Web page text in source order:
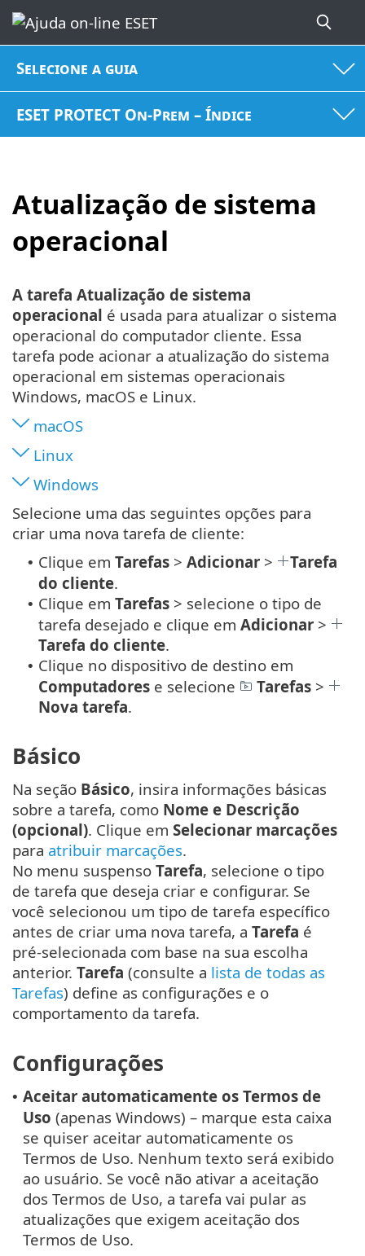
Selecione a guia
ESET PROTECT On-Prem – Índice
Atualização de sistema
operacional
A tarefa Atualização de sistema
operacional é usada para atualizar o sistema
operacional do computador cliente. Essa
tarefa pode acionar a atualização do sistema
operacional em sistemas operacionais
Windows, macOS e Linux.
macOS
Linux
Windows
Selecione uma das seguintes opções para
criar uma nova tarefa de cliente:
• Clique em Tarefas > Adicionar >
Tarefa
do cliente.
• Clique em Tarefas > selecione o tipo de
tarefa desejado e clique em Adicionar >
Tarefa do cliente.
• Clique no dispositivo de destino em
Computadores e selecione Tarefas >
Nova tarefa.
Básico
Na seção Básico, insira informações básicas
sobre a tarefa, como Nome e Descrição
(opcional). Clique em Selecionar marcações
para atribuir marcações.
No menu suspenso Tarefa, selecione o tipo
de tarefa que deseja criar e configurar. Se
você selecionou um tipo de tarefa específico
antes de criar uma nova tarefa, a Tarefa é
pré-selecionada com base na sua escolha
anterior. Tarefa (consulte a lista de todas as
Tarefas) define as configurações e o
comportamento da tarefa.
Configurações
• Aceitar automaticamente os Termos de
Uso (apenas Windows) – marque esta caixa
se quiser aceitar automaticamente os
Termos de Uso. Nenhum texto será exibido
ao usuário. Se você não ativar a aceitação
dos Termos de Uso, a tarefa vai pular as
atualizações que exigem aceitação dos
Termos de Uso.